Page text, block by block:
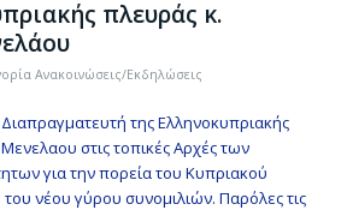
πλευράς κ.
Ανακοινώσεις/Εκδηλώσεις
της Ελληνοκυπριακής
στις τοπικές Αρχές των
για την πορεία του Κυπριακού
νέου γύρου συνομιλιών. Παρόλες τις